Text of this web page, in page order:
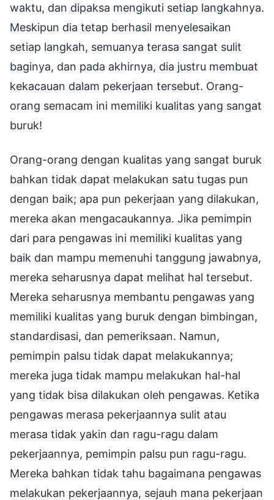
waktu, dan dipaksa mengikuti setiap langkahnya.
Meskipun dia tetap berhasil menyelesaikan
setiap langkah, semuanya terasa sangat sulit
baginya, dan pada akhirnya, dia justru membuat
kekacauan dalam pekerjaan tersebut. Orang-
orang semacam ini memiliki kualitas yang sangat
buruk!
Orang-orang dengan kualitas yang sangat buruk
bahkan tidak dapat melakukan satu tugas pun
dengan baik; apa pun pekerjaan yang dilakukan,
mereka akan mengacaukannya. Jika pemimpin
dari para pengawas ini memiliki kualitas yang
baik dan mampu memenuhi tanggung jawabnya,
mereka seharusnya dapat melihat hal tersebut.
Mereka seharusnya membantu pengawas yang
memiliki kualitas yang buruk dengan bimbingan,
standardisasi, dan pemeriksaan. Namun,
pemimpin palsu tidak dapat melakukannya;
mereka juga tidak mampu melakukan hal-hal
yang tidak bisa dilakukan oleh pengawas. Ketika
pengawas merasa pekerjaannya sulit atau
merasa tidak yakin dan ragu-ragu dalam
pekerjaannya, pemimpin palsu pun ragu-ragu.
Mereka bahkan tidak tahu bagaimana pengawas
melakukan pekerjaannya, sejauh mana pekerjaan